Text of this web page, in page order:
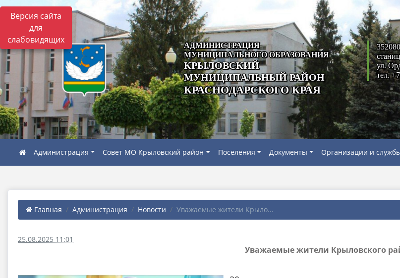
Версия сайта
для
слабовидящих
АДМИНИСТРАЦИЯ
МУНИЦИПАЛЬНОГО ОБРАЗОВАНИЯ
КРЫЛОВСКИЙ
МУНИЦИПАЛЬНЫЙ РАЙОН
КРАСНОДАРСКОГО КРАЯ
ул.
тел.
Администрация Совет МО Крыловский район Поселения Документы Организации и
Главная Администрация Новости Уважаемые жители Крыло...
25.08.2025 11:01
Уважаемые жители Крыловского